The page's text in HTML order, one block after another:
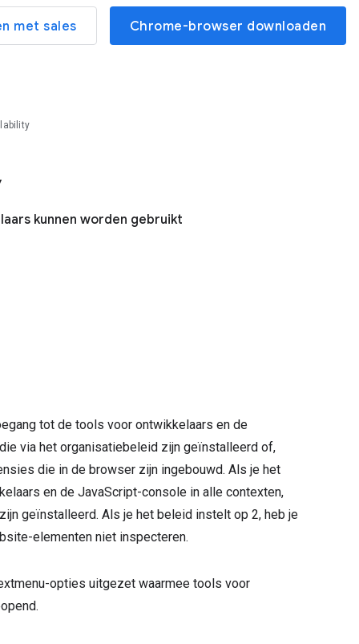
met sales Chrome-browser downloaden
kunnen worden gebruikt
tot de tools voor ontwikkelaars en de
via het organisatiebeleid zijn geïnstalleerd of,
die in de browser zijn ingebouwd. Als je het
en de JavaScript-console in alle contexten,
geïnstalleerd. Als je het beleid instelt op 2, heb je
elementen niet inspecteren.
opties uitgezet waarmee tools voor